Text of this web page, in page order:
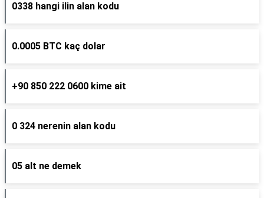
0338 hangi ilin alan kodu
0.0005 BTC kaç dolar
+90 850 222 0600 kime ait
0 324 nerenin alan kodu
05 alt ne demek